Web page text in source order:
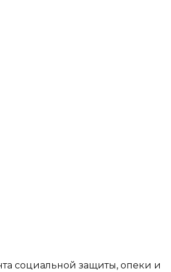
социальной защиты, опеки и